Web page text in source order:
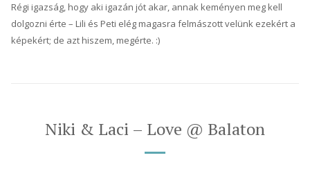
Régi igazság, hogy aki igazán jót akar, annak keményen meg kell
dolgozni érte – Lili és Peti elég magasra felmászott velünk ezekért a
képekért; de azt hiszem, megérte. :)
Niki & Laci – Love @ Balaton